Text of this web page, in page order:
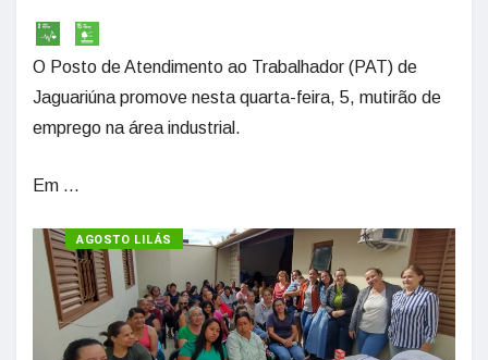
O Posto de Atendimento ao Trabalhador (PAT) de
Jaguariúna promove nesta quarta-feira, 5, mutirão de
emprego na área industrial.
Em ...
AGOSTO LILÁS